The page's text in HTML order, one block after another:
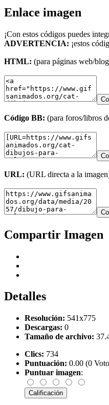
Enlace imagen
¡Con estos códigos puedes
ADVERTENCIA: ¡estos
HTML: (para páginas web/
Código BB: (para foros/libros
URL: (URL directa a la
Compartir Imagen
Detalles
Resolución: 541x775
Descargas: 0
Tamaño de archivo:
Clics: 734
Puntuación: 0.00 (0
Puntuar imagen: